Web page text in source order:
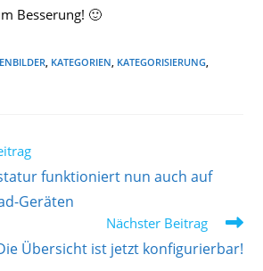
Besserung! 🙂
KATEGORIEN KATEGORISIERUNG
funktioniert nun auch auf
Geräten
Nächster Beitrag
Übersicht ist jetzt konfigurierbar!